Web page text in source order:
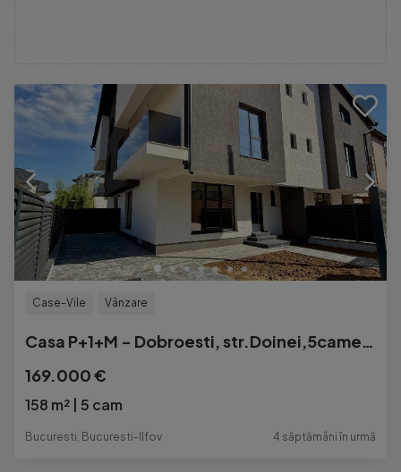
Case-Vile Vânzare
Casa P+1+M - Dobroesti, str.Doinei,5camere |158mp utili | DEZVOLTATOR
169.000 €
158 m² 5 cam
Bucuresti, Bucuresti-Ilfov 4 săptămâni în urmă